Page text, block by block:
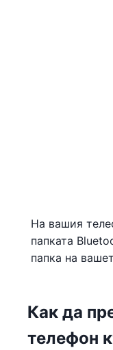
На вашия
папката
папка на
Как да
телефон